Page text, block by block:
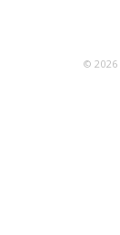
© 2026